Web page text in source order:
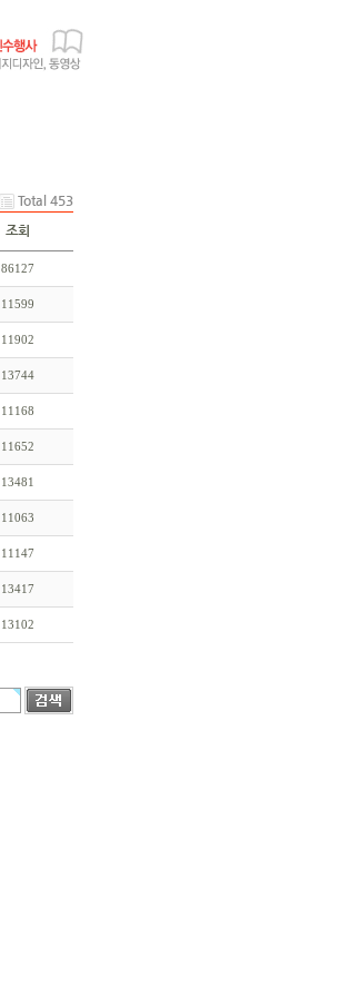
Total 453
조회
86127
11599
11902
13744
11168
11652
13481
11063
11147
13417
13102